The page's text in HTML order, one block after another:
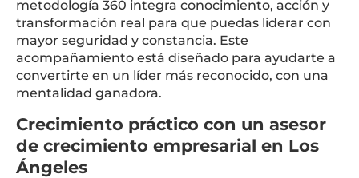
metodología 360 integra conocimiento, acción y
transformación real para que puedas liderar con
mayor seguridad y constancia. Este
acompañamiento está diseñado para ayudarte a
convertirte en un líder más reconocido, con una
mentalidad ganadora.
Crecimiento práctico con un asesor
de crecimiento empresarial en Los
Ángeles